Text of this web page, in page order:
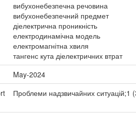
вибухонебезпечна речовина
вибухонебезпечний предмет
діелектрична проникність
електродинамічна модель
електромагнітна хвиля
тангенс кута діелектричних втрат
May-2024
Проблеми надзвичайних ситуацій;1